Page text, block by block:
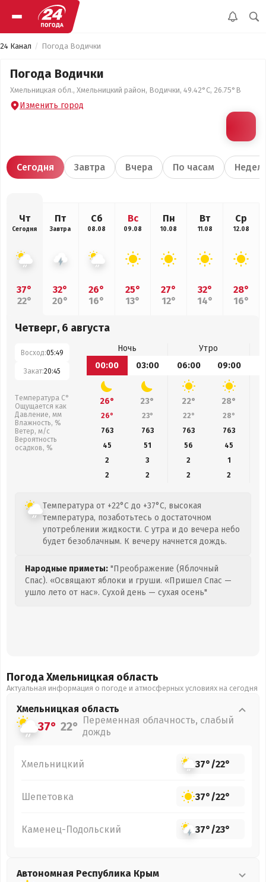
24 Канал Погода Водички
Погода Водички
Хмельницкая обл., Хмельницкий район, Водички, 49.42°С, 26.75°В
Изменить город
Сегодня Завтра Вчера По часам
Чт
Сегодня
37°
22°
Пт
Завтра
32°
20°
Сб
08.08
26°
16°
Вс
09.08
25°
13°
Пн
10.08
27°
12°
Вт
11.08
32°
14°
Ср
12.08
28°
16°
Четверг, 6 августа
Восход:05:49
Закат:20:45
Температура С°
Ощущается как
Давление, мм
Влажность, %
Ветер, м/с
Вероятность
осадков, %
Ночь
Утро
00:00
03:00 06:00 09:00
26° 23° 22° 28°
26° 23° 22° 28°
763
763 763 763
45
51 56 45
2
3 2
1
2
2 2 2
Температура от +22°C до +37°C, высокая
температура, позаботьтесь о достаточном
употреблении жидкости. С утра и до вечера небо
будет безоблачным. К вечеру начнется дождь.
Народные приметы: "Преображение (Яблочный
Спас). «Освящают яблоки и груши. «Пришел Спас —
ушло лето от нас». Сухой день — сухая осень"
Погода Хмельницкая область
Актуальная информация о погоде и атмосферных условиях на сегодня
Хмельницкая область
37° 22° Переменная облачность, слабый
дождь
Хмельницкий 37°/22°
Шепетовка 37°/22°
Каменец-Подольский 37°/23°
Автономная Республика Крым